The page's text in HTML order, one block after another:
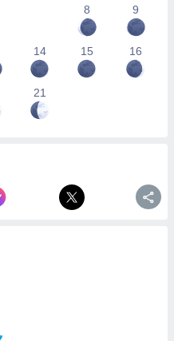
8
9
14 15 16
21